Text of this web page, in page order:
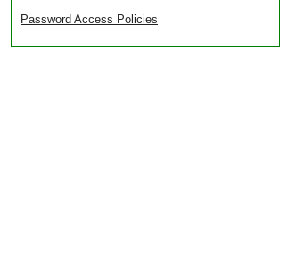
Password Access Policies